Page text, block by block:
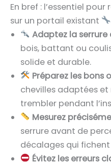
En bref : l’essentiel
sur un portail existant
Adaptez la
bois, battant ou
solide et durable.
Préparez les bons
chevilles adaptées et
trembler pendant
Mesurez
serrure avant de
décalages qui
Évitez les erreurs